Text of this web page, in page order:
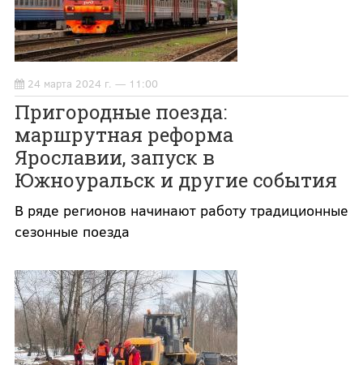
24 марта 2024 г. — 11:00
Пригородные поезда:
маршрутная реформа
Ярославии, запуск в
Южноуральск и другие события
В ряде регионов начинают работу традиционные
сезонные поезда